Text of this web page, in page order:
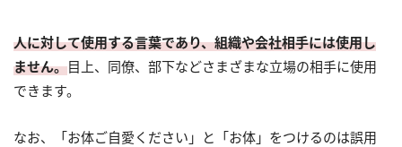
人に対して使用する言葉であり、組織や会社相手には使用し
ません。目上、同僚、部下などさまざまな立場の相手に使用
できます。
なお、「お体ご自愛ください」と「お体」をつけるのは誤用